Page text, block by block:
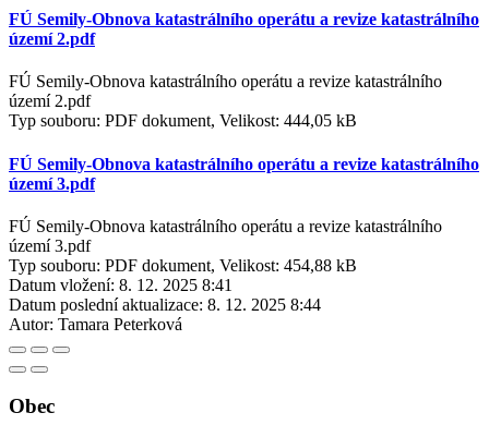
FÚ Semily-Obnova katastrálního operátu a revize katastrálního
území 2.pdf
FÚ Semily-Obnova katastrálního operátu a revize katastrálního
území 2.pdf
Typ souboru: PDF dokument, Velikost: 444,05 kB
FÚ Semily-Obnova katastrálního operátu a revize katastrálního
území 3.pdf
FÚ Semily-Obnova katastrálního operátu a revize katastrálního
území 3.pdf
Typ souboru: PDF dokument, Velikost: 454,88 kB
Datum vložení: 8. 12. 2025 8:41
Datum poslední aktualizace: 8. 12. 2025 8:44
Autor: Tamara Peterková
Obec